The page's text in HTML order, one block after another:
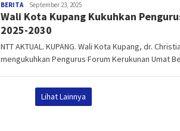
BERITANTT
AKTUAL
September 23, 2025
Wali Kota Kupang Kukuhkan
2025-2030
NTT AKTUAL. KUPANG. Wali Kota Kupang, dr.
mengukuhkan Pengurus Forum Kerukunan Umat
Lihat Lainnya